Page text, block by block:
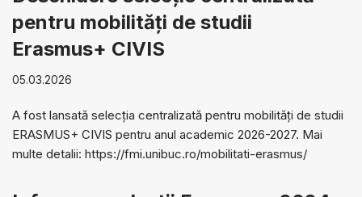
pentru mobilități de studii
Erasmus+ CIVIS
05.03.2026
A fost lansată selecția centralizată pentru mobilități de studii
ERASMUS+ CIVIS pentru anul academic 2026-2027. Mai
multe detalii: https://fmi.unibuc.ro/mobilitati-erasmus/